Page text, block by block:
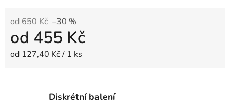
od 650 Kč –30 %
od 455 Kč
Měrná cena:
od 127,40 Kč / 1 ks
Diskrétní balení